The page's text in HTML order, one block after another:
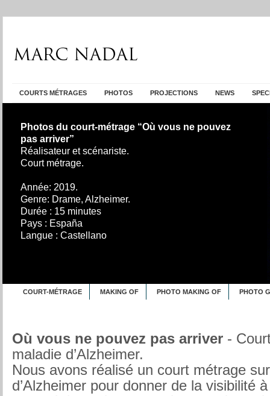
COURTS MÉTRAGES PHOTOS PROJECTIONS NEWS
Photos du court-métrage “Où vous ne pouvez
pas arriver”
Réalisateur et scénariste.
Court métrage.
Année: 2019.
Genre: Drame, Alzheimer.
Durée : 15 minutes
Pays : España
Langue : Castellano
COURT-MÉTRAGE MAKING OF PHOTO MAKING OF PHOTO
Où vous ne pouvez pas arriver -
maladie d’Alzheimer.
Nous avons réalisé un court métrage
d’Alzheimer pour donner de la visibilité